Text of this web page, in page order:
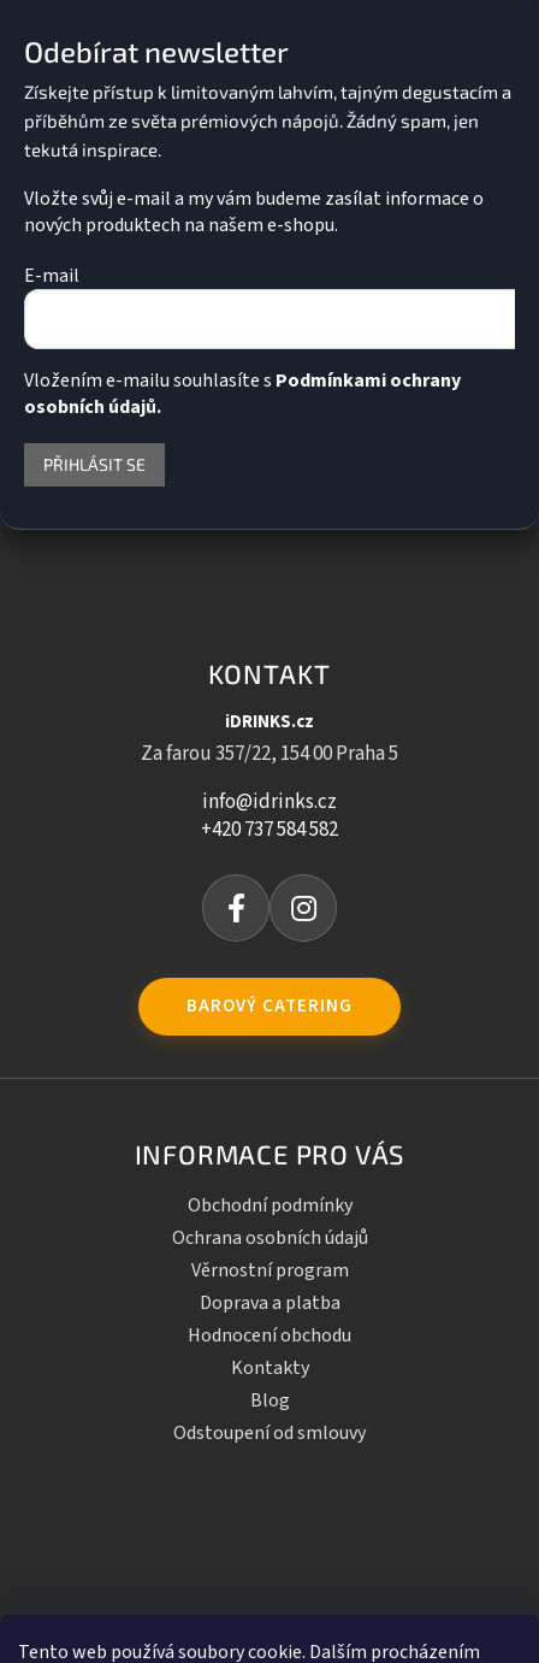
Tento web používá soubory cookie. Dalším procházením
Odebírat newsletter
Vložte svůj e-mail a my vám budeme zasílat informace o
nových produktech na našem e-shopu.
E-mail
Vložením e-mailu souhlasíte s Podmínkami ochrany
osobních údajů.
PŘIHLÁSIT SE
KONTAKT
iDRINKS.cz
Za farou 357/22, 154 00 Praha 5
info@idrinks.cz
+420 737 584 582
BAROVÝ CATERING
INFORMACE PRO VÁS
Obchodní podmínky
Ochrana osobních údajů
Věrnostní program
Doprava a platba
Hodnocení obchodu
Kontakty
Blog
Odstoupení od smlouvy